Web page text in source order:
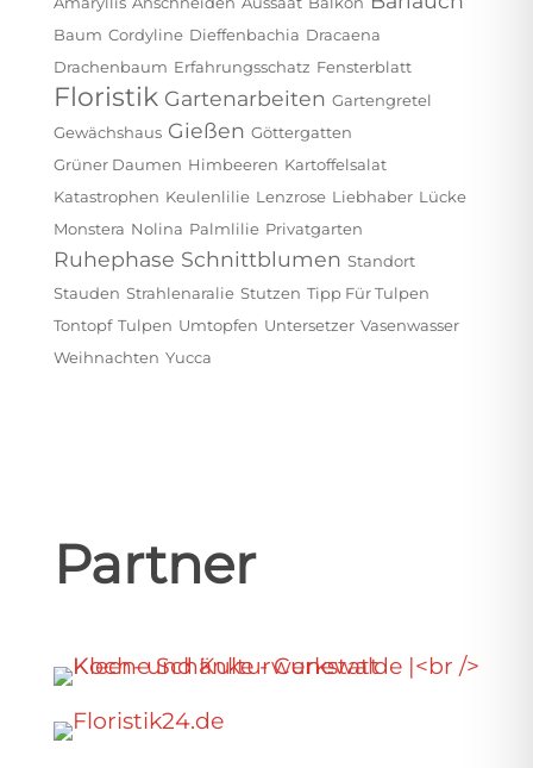
Baum Cordyline Dieffenbachia Dracaena
Drachenbaum Erfahrungsschatz Fensterblatt
Floristik Gartenarbeiten Gartengretel
Gewächshaus Gießen Göttergatten
Grüner Daumen Himbeeren Kartoffelsalat
Katastrophen Keulenlilie Lenzrose Liebhaber Lücke
Monstera Nolina Palmlilie Privatgarten
Ruhephase Schnittblumen Standort
Stauden Strahlenaralie Stutzen Tipp Für Tulpen
Tontopf Tulpen Umtopfen Untersetzer Vasenwasser
Weihnachten Yucca
Partner